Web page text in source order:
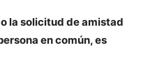
la solicitud de amistad
en común, es